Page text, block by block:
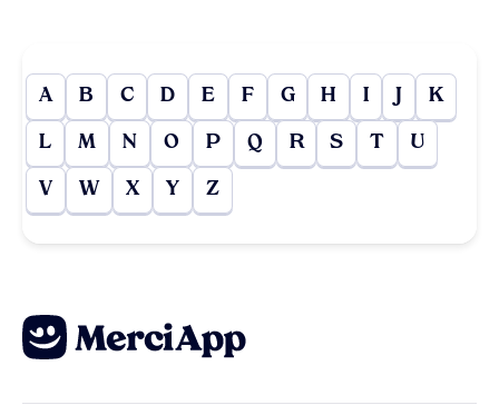
A B C D E F G H I J K
L M N O P Q R S T U
V W X Y Z